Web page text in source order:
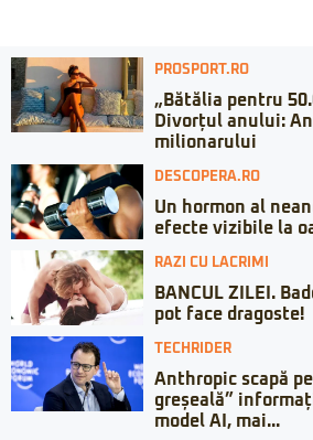
PROSPORT.RO
„Bătălia pentru
Divorțul anului:
milionarului
DESCOPERA.RO
Un hormon al
efecte vizibile la
RAZI CU LACRIMI
BANCUL ZILEI.
pot face dragoste!
TECHRIDER
Anthropic scapă
greșeală”
model AI, mai...